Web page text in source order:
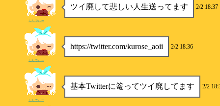
ツイ廃して悲しい人生送ってます 2/2 18:37
しんでぃー
https://twitter.com/kurose_aoii 2/2 18:36
しんでぃー
基本Twitterに篭ってツイ廃してます 2/2
しんでぃー